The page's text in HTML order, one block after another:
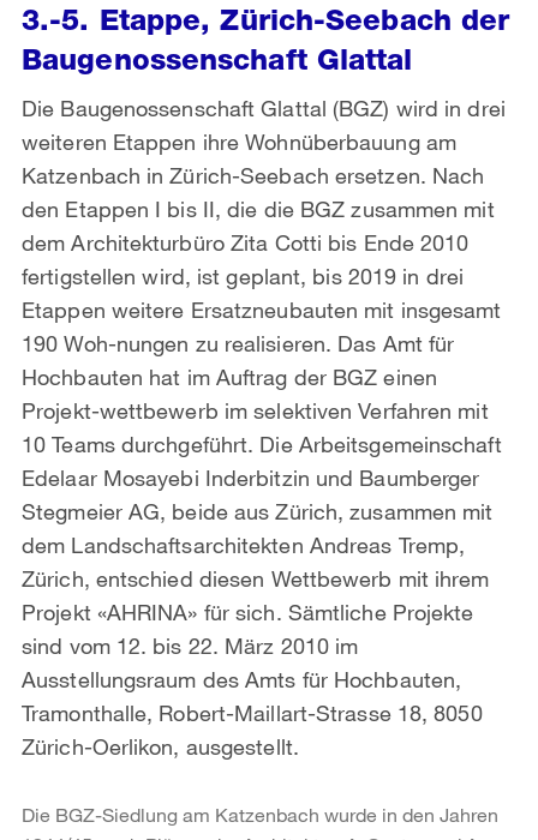
3.-5. Etappe, Zürich-Seebach der
Baugenossenschaft Glattal
Die Baugenossenschaft Glattal (BGZ) wird in drei
weiteren Etappen ihre Wohnüberbauung am
Katzenbach in Zürich-Seebach ersetzen. Nach
den Etappen I bis II, die die BGZ zusammen mit
dem Architekturbüro Zita Cotti bis Ende 2010
fertigstellen wird, ist geplant, bis 2019 in drei
Etappen weitere Ersatzneubauten mit insgesamt
190 Woh-nungen zu realisieren. Das Amt für
Hochbauten hat im Auftrag der BGZ einen
Projekt-wettbewerb im selektiven Verfahren mit
10 Teams durchgeführt. Die Arbeitsgemeinschaft
Edelaar Mosayebi Inderbitzin und Baumberger
Stegmeier AG, beide aus Zürich, zusammen mit
dem Landschaftsarchitekten Andreas Tremp,
Zürich, entschied diesen Wettbewerb mit ihrem
Projekt «AHRINA» für sich. Sämtliche Projekte
sind vom 12. bis 22. März 2010 im
Ausstellungsraum des Amts für Hochbauten,
Tramonthalle, Robert-Maillart-Strasse 18, 8050
Zürich-Oerlikon, ausgestellt.
Die BGZ-Siedlung am Katzenbach wurde in den Jahren